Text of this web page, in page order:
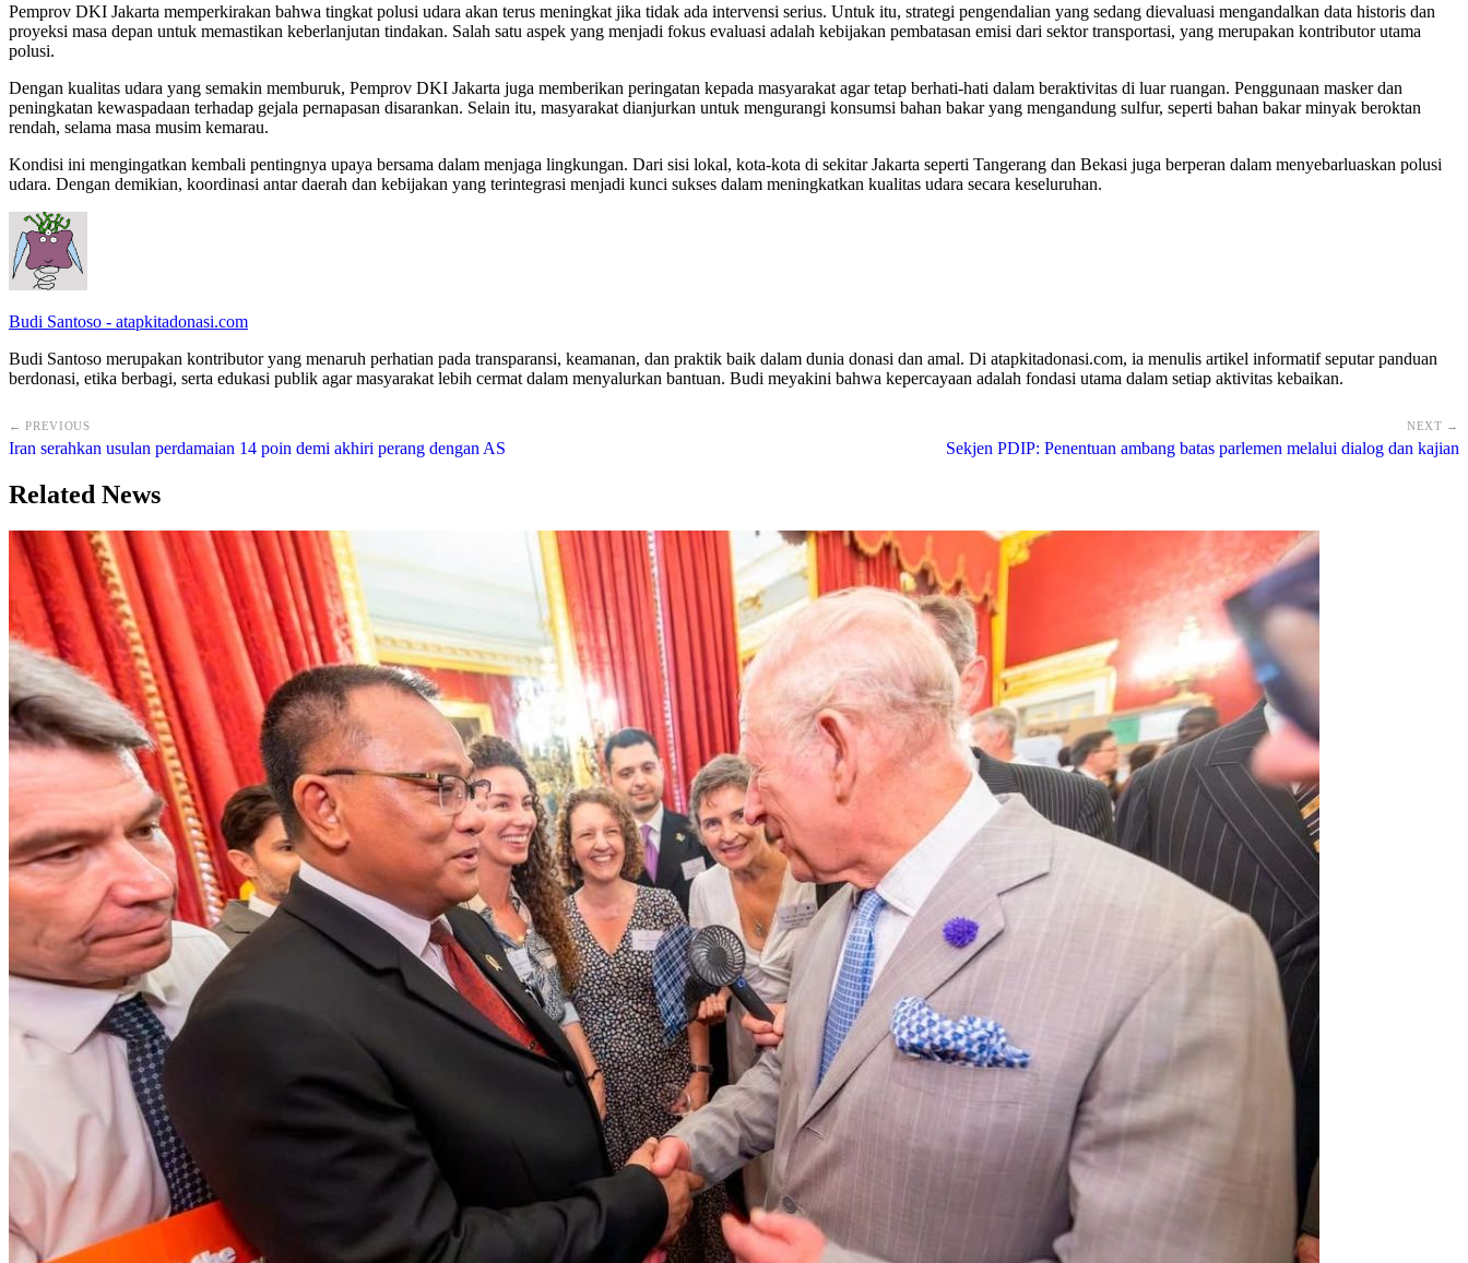
Pemprov DKI Jakarta memperkirakan bahwa tingkat polusi udara akan terus meningkat jika tidak ada intervensi serius. Untuk itu, strategi pengendalian yang sedang dievaluasi mengandalkan data historis dan
proyeksi masa depan untuk memastikan keberlanjutan tindakan. Salah satu aspek yang menjadi fokus evaluasi adalah kebijakan pembatasan emisi dari sektor transportasi, yang merupakan kontributor utama
polusi.
Dengan kualitas udara yang semakin memburuk, Pemprov DKI Jakarta juga memberikan peringatan kepada masyarakat agar tetap berhati-hati dalam beraktivitas di luar ruangan. Penggunaan masker dan
peningkatan kewaspadaan terhadap gejala pernapasan disarankan. Selain itu, masyarakat dianjurkan untuk mengurangi konsumsi bahan bakar yang mengandung sulfur, seperti bahan bakar minyak beroktan
rendah, selama masa musim kemarau.
Kondisi ini mengingatkan kembali pentingnya upaya bersama dalam menjaga lingkungan. Dari sisi lokal, kota-kota di sekitar Jakarta seperti Tangerang dan Bekasi juga berperan dalam menyebarluaskan polusi
udara. Dengan demikian, koordinasi antar daerah dan kebijakan yang terintegrasi menjadi kunci sukses dalam meningkatkan kualitas udara secara keseluruhan.
Budi Santoso - atapkitadonasi.com
Budi Santoso merupakan kontributor yang menaruh perhatian pada transparansi, keamanan, dan praktik baik dalam dunia donasi dan amal. Di atapkitadonasi.com, ia menulis artikel informatif seputar panduan
berdonasi, etika berbagi, serta edukasi publik agar masyarakat lebih cermat dalam menyalurkan bantuan. Budi meyakini bahwa kepercayaan adalah fondasi utama dalam setiap aktivitas kebaikan.
← PREVIOUS
Iran serahkan usulan perdamaian 14 poin demi akhiri perang dengan AS
NEXT →
Sekjen PDIP: Penentuan ambang batas parlemen melalui dialog dan kajian
Related News